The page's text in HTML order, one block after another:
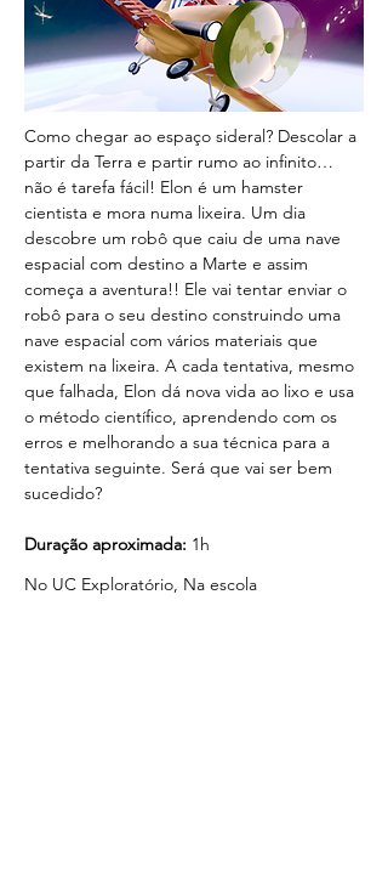
Como chegar ao espaço sideral? Descolar a
partir da Terra e partir rumo ao infinito…
não é tarefa fácil! Elon é um hamster
cientista e mora numa lixeira. Um dia
descobre um robô que caiu de uma nave
espacial com destino a Marte e assim
começa a aventura!! Ele vai tentar enviar o
robô para o seu destino construindo uma
nave espacial com vários materiais que
existem na lixeira. A cada tentativa, mesmo
que falhada, Elon dá nova vida ao lixo e usa
o método científico, aprendendo com os
erros e melhorando a sua técnica para a
tentativa seguinte. Será que vai ser bem
sucedido?
Duração aproximada: 1h
No UC Exploratório, Na escola